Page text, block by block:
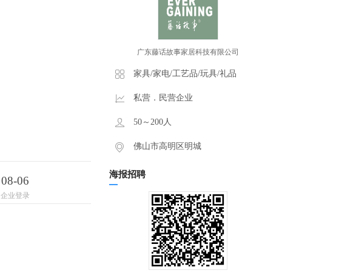
08-06
企业登录
广东藤话故事家居科技有限公司
家具/家电/工艺品/玩具/礼品
私营．民营企业
50～200人
佛山市高明区明城
海报招聘